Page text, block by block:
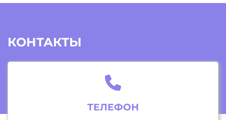
КОНТАКТЫ
ТЕЛЕФОН